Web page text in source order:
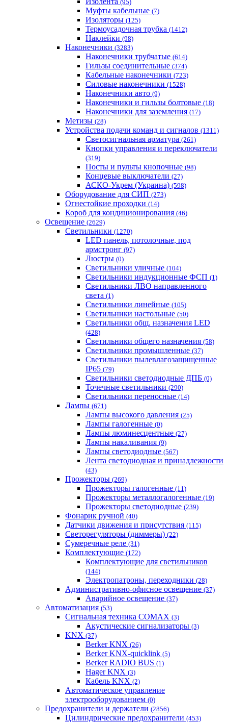
(95)
Муфты кабельные (7)
Изоляторы (125)
Термоусадочная трубка (1412)
Наклейки (98)
Наконечники (3283)
Наконечники трубчатые (614)
Гильзы соединительные (374)
Кабельные наконечники (723)
Силовые наконечники (1528)
Наконечники авто (9)
Наконечники и гильзы болтовые (18)
Наконечники для заземления (17)
Метизы (28)
Устройства подачи команд и сигналов (1311)
Светосигнальная арматура (261)
Кнопки управления и переключатели
(319)
Посты и пульты кнопочные (98)
Концевые выключатели (27)
АСКО-Укрем (Украина) (598)
Оборудование для СИП (273)
Огнестойкие проходки (14)
Короб для кондиционирования (46)
Освещение (2629)
Светильники (1270)
LED панель, потолочные, под
армстронг (97)
Люстры (0)
Светильники уличные (104)
Светильники индукционные ФСП (1)
Светильники ЛВО направленного
света (1)
Светильники линейные (105)
Светильники настольные (50)
Светильники общ. назначения LED
(428)
Светильники общего назначения (58)
Светильники промышленные (37)
Светильники пылевлагозащищенные
IP65 (79)
Светильники светодиодные ДПБ (0)
Точечные светильники (290)
Светильники переносные (14)
Лампы (671)
Лампы высокого давления (25)
Лампы галогенные (0)
Лампы люминесцентные (27)
Лампы накаливания (9)
Лампы светодиодные (567)
Лента светодиодная и принадлежности
(43)
Прожекторы (269)
Прожекторы галогенные (11)
Прожекторы металлогалогенные (19)
Прожекторы светодиодные (239)
Фонарик ручной (40)
Датчики движения и присутствия (115)
Светорегуляторы (диммеры) (22)
Сумеречные реле (31)
Комплектующие (172)
Комплектующие для светильников
(144)
Электропатроны, переходники (28)
Административно-офисное освещение (37)
Аварийное освещение (37)
Автоматизация (53)
Сигнальная техника COMAX (3)
Акустические сигнализаторы (3)
KNX (37)
Berker KNX (26)
Berker KNX-quicklink (5)
Berker RADIO BUS (1)
Hager KNX (3)
Кабель KNX (2)
Автоматическое управление
электрооборудованием (0)
Предохранители и держатели (2856)
Цилиндрические предохранители (453)